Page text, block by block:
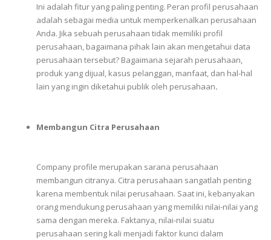
Ini adalah fituryang paling penting. Peran profil perusahaan
adalah sebagai media untuk memperkenalkan perusahaan
Anda. Jika sebuah perusahaan tidak memiliki profil
perusahaan, bagaimana pihak lain akan mengetahui data
perusahaan tersebut? Bagaimana sejarah perusahaan,
produkyang dijual, kasus pelanggan, manfaat, dan hal-hal
lain yang ingin diketahui publik oleh perusahaan.
Membangun Citra Perusahaan
Company profile merupakan sarana perusahaan
membangun citranya. Citra perusahaan sangatlah penting
karena membentuk nilai perusahaan. Saat ini, kebanyakan
orang mendukung perusahaan yang memiliki nilai-nilai yang
sama dengan mereka. Faktanya, nilai-nilai suatu
perusahaan sering kali menjadi faktor kunci dalam